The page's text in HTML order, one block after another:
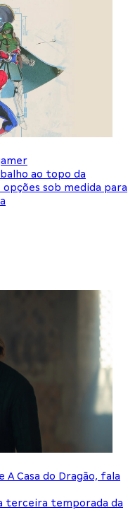
ao topo da
sob medida para
Casa do Dragão, fala
terceira temporada da